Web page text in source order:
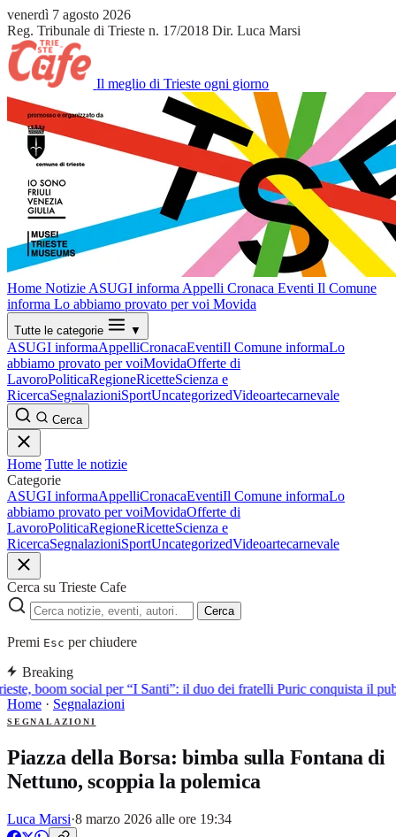
venerdì 7 agosto 2026
Reg. Tribunale di Trieste n. 17/2018 Dir. Luca Marsi
Il meglio di Trieste ogni giorno
Home Notizie ASUGI informa Appelli Cronaca Eventi Il Comune
informa Lo abbiamo provato per voi Movida
Tutte le categorie ▼
ASUGI informaAppelliCronacaEventiIl Comune informaLo
abbiamo provato per voiMovidaOfferte di
LavoroPoliticaRegioneRicetteScienza e
RicercaSegnalazioniSportUncategorizedVideoartecarnevale
Cerca
Home Tutte le notizie
Categorie
ASUGI informaAppelliCronacaEventiIl Comune informaLo
abbiamo provato per voiMovidaOfferte di
LavoroPoliticaRegioneRicetteScienza e
RicercaSegnalazioniSportUncategorizedVideoartecarnevale
Cerca su Trieste Cafe
Cerca
Premi Esc per chiudere
Breaking
boom social per “I Santi”: il duo dei fratelli Puric conquista il
Home · Segnalazioni
SEGNALAZIONI
Piazza della Borsa: bimba sulla Fontana di
Nettuno, scoppia la polemica
Luca Marsi·8 marzo 2026 alle ore 19:34